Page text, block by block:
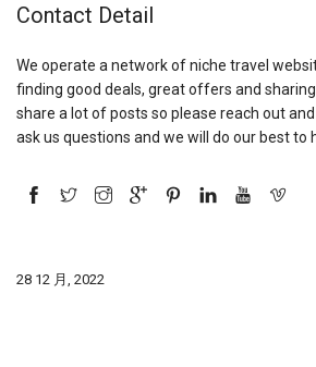
Contact Detail
We operate a network of niche travel
finding good deals, great offers and
share a lot of posts so please reach out
ask us questions and we will do our best to
28 12 月, 2022